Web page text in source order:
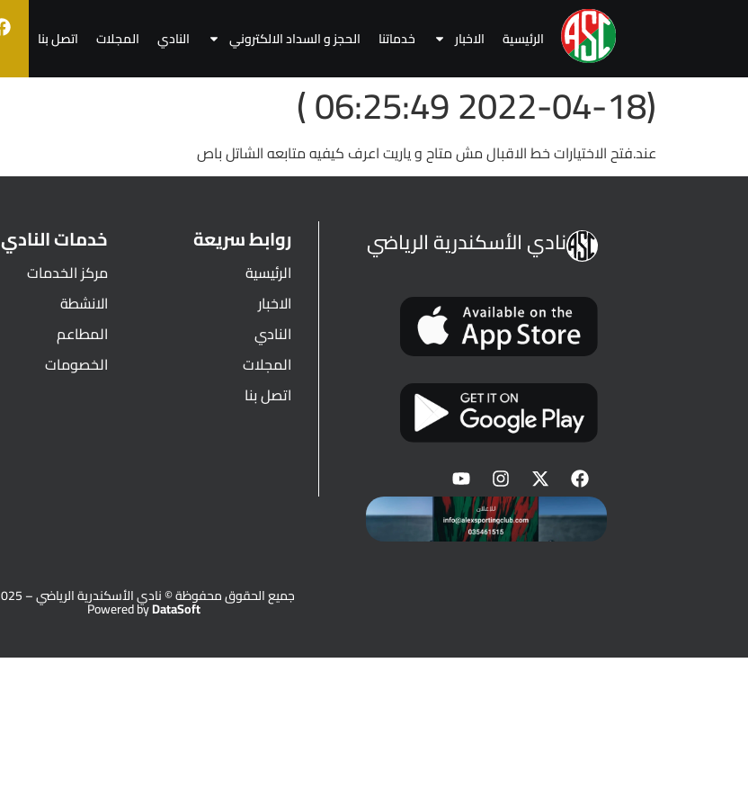
الرئيسية الاخبار خدماتنا الحجز و السداد الالكتروني النادي المجلات اتصل بنا
(2022-04-18 06:25:49 )
عند.فتح الاختيارات خط الاقبال مش متاح و ياريت اعرف كيفيه متابعه الشاتل باص
نادي الأسكندرية الرياضي روابط سريعة
الرئيسية
الاخبار
النادي
المجلات
اتصل بنا
خدمات النادي
مركز الخدمات
الانشطة
المطاعم
الخصومات
جميع الحقوق محفوظة © نادي الأسكندرية الرياضي – 2025
Powered byDataSoft